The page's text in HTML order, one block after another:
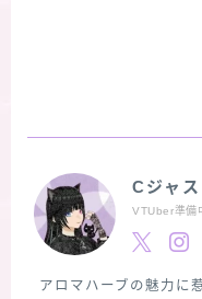
Cジャ
VTUber準備
アロマハーブの魅力に